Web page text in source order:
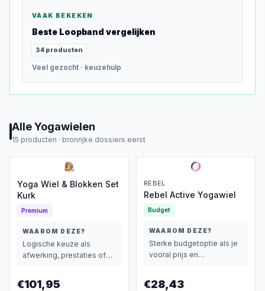
VAAK BEKEKEN
Beste Loopband vergelijken
34 producten
Veel gezocht · keuzehulp
AlleYogawielen
15 producten · bronrijke dossiers eerst
Yoga Wiel & Blokken Set
Kurk
Premium
WAAROM DEZE?
Logische keuze als
afwerking, prestaties of
€101,95
REBEL
Rebel Active Yogawiel
Budget
WAAROM DEZE?
Sterke budgetoptie als je
vooral prijs en
€28,43